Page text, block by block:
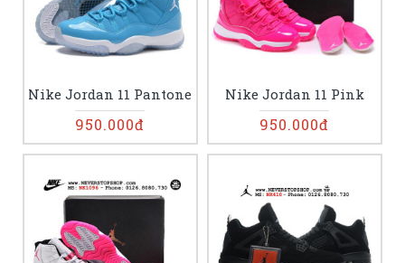
Nike Jordan 11 Pantone
950.000đ
Nike Jordan 11 Pink
950.000đ